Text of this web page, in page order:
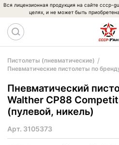
Вся лицензионная продукция на сайте cccp-
целях, и не может быть
Пистолеты (пневматические)
Пневматические пистолеты по
Пневматический
Walther CP88
(пулевой, никель)
Арт. 3105373